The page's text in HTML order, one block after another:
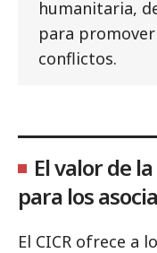
humanitaria,
para
conflictos.
El valor de
para los
El CICR ofrece a